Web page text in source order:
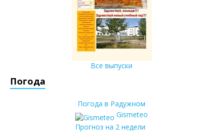
Все выпуски
Погода
Погода в Радужном
Gismeteo
Прогноз на 2 недели